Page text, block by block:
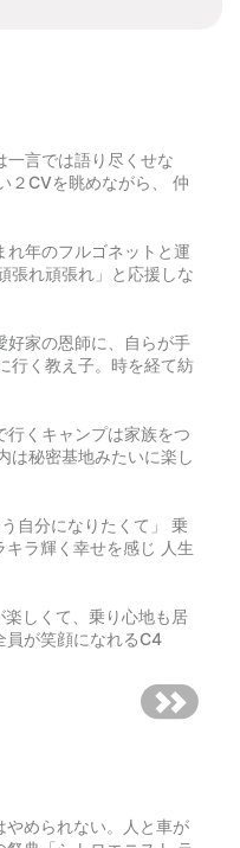
一言では語り尽くせな
２CVを眺めながら、 仲
れ年のフルゴネットと運
張れ頑張れ」と応援しな
好家の恩師に、自らが手
行く教え子。時を経て紡
行くキャンプは家族をつ
は秘密基地みたいに楽し
自分になりたくて」 乗
キラ輝く幸せを感じ 人生
楽しくて、乗り心地も居
員が笑顔になれるC4
やめられない。人と車が